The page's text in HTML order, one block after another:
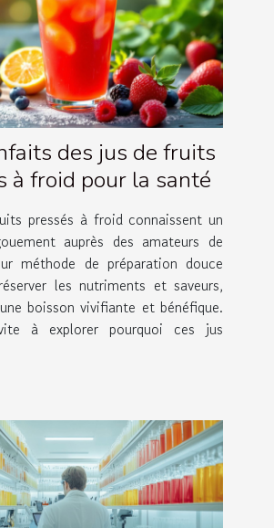
des jus de fruits
à froid pour la santé
pressés à froid connaissent un
auprès des amateurs de
méthode de préparation douce
les nutriments et saveurs,
boisson vivifiante et bénéfique.
à explorer pourquoi ces jus